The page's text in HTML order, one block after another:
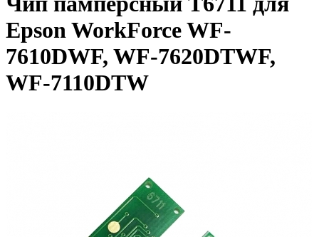
Epson WorkForce WF-
7610DWF, WF-7620DTWF,
WF-7110DTW